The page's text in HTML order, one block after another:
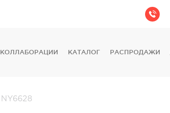
КОЛЛАБОРАЦИИ
КАТАЛОГ
РАСПРОДАЖИ
NY6628